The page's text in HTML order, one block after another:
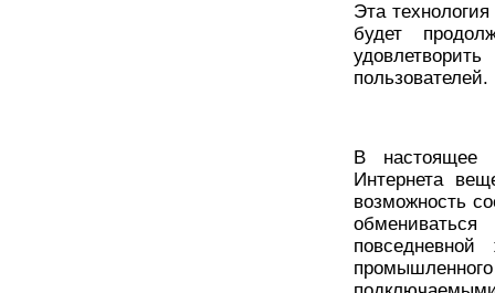
Эта
будет
пользователей.
В настоящее
Интернета
возможность